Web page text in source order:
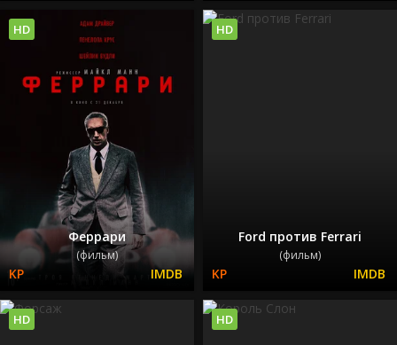
Феррари
(фильм)
HD
Ford против Ferrari
(фильм)
HD
HD HD